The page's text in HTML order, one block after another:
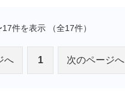
17件を表示 （全17件）
へ 1 次のページへ